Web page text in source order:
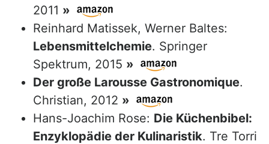
2011 »
Reinhard Matissek, Werner Baltes:
Lebensmittelchemie. Springer
Spektrum, 2015 »
Der große Larousse Gastronomique.
Christian, 2012 »
Hans-Joachim Rose: Die Küchenbibel:
Enzyklopädie der Kulinaristik. Tre Torri